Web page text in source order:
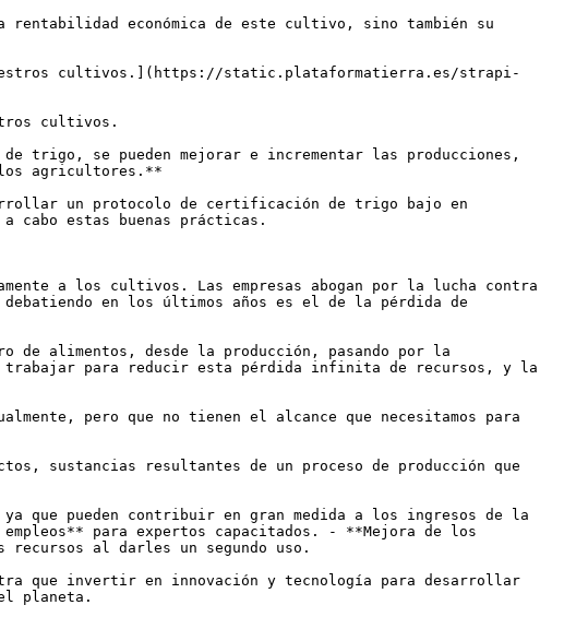
económica de este cultivo, sino también su
cultivos.](https://static.plataformatierra.es/strapi-
cultivos.
trigo, se pueden mejorar e incrementar las producciones,
los agricultores.**
un protocolo de certificación de trigo bajo en
cabo estas buenas prácticas.
a los cultivos. Las empresas abogan por la lucha contra
en los últimos años es el de la pérdida de
de alimentos, desde la producción, pasando por la
para reducir esta pérdida infinita de recursos, y la
pero que no tienen el alcance que necesitamos para
sustancias resultantes de un proceso de producción que
que pueden contribuir en gran medida a los ingresos de la
para expertos capacitados. - **Mejora de los
al darles un segundo uso.
que invertir en innovación y tecnología para desarrollar
planeta.